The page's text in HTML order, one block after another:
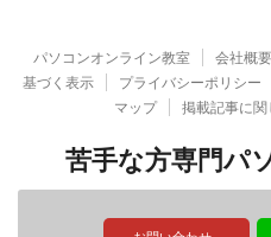
パソコンオンライン教室 会社概
基づく表示
プライバシーポリシー
マップ
掲載記事に関
苦手な方専門パ